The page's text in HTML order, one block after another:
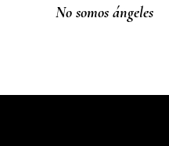
No somos ángeles